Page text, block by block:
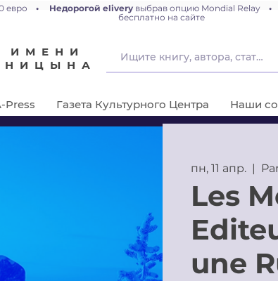
ИМЕНИ
Press Газета Культурного Центра Наши
пн, 11 апр.
  |
Les
une
евро • Недорогой elivery выбрав опцию Mondial Relay •
бесплатно на сайте